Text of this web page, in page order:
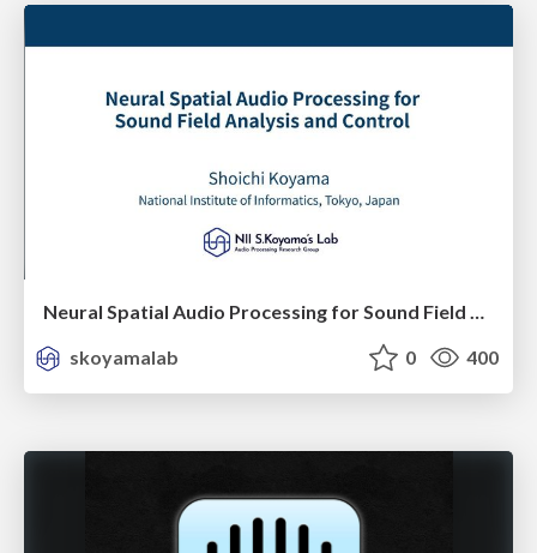
Neural Spatial Audio Processing for Sound Field Analysis and Control
skoyamalab
0 400